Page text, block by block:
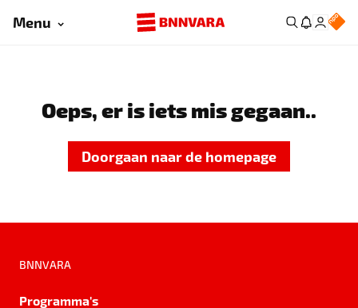
Menu
Oeps, er is iets mis gegaan..
Doorgaan naar de homepage
BNNVARA
Programma's